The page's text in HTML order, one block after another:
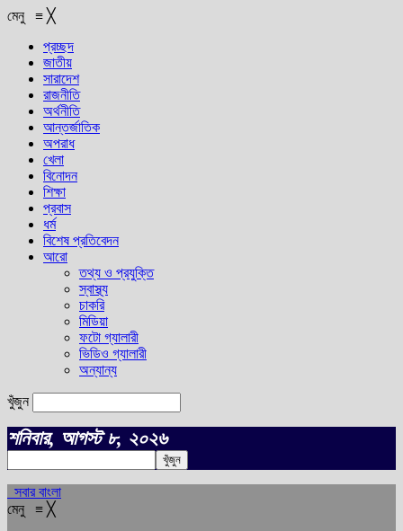
মেনু ≡ ╳
প্রচ্ছদ
জাতীয়
সারাদেশ
রাজনীতি
অর্থনীতি
আন্তর্জাতিক
অপরাধ
খেলা
বিনোদন
শিক্ষা
প্রবাস
ধর্ম
বিশেষ প্রতিবেদন
আরো
তথ্য ও প্রযুক্তি
স্বাস্থ্য
চাকরি
মিডিয়া
ফটো গ্যালারী
ভিডিও গ্যালারী
অন্যান্য
খুঁজুন
শনিবার, আগস্ট ৮, ২০২৬
সবার বাংলা
মেনু ≡ ╳